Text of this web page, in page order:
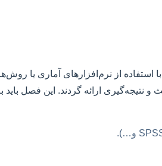
استفاده از نرم‌افزارهای آماری یا
ارائه گردند. این فصل